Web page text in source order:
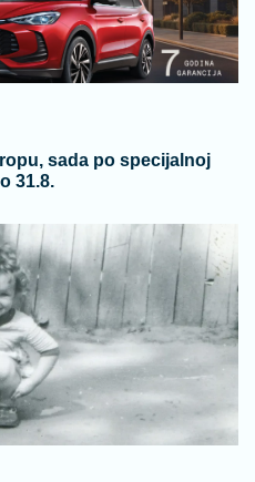
sada po specijalnoj
31.8.